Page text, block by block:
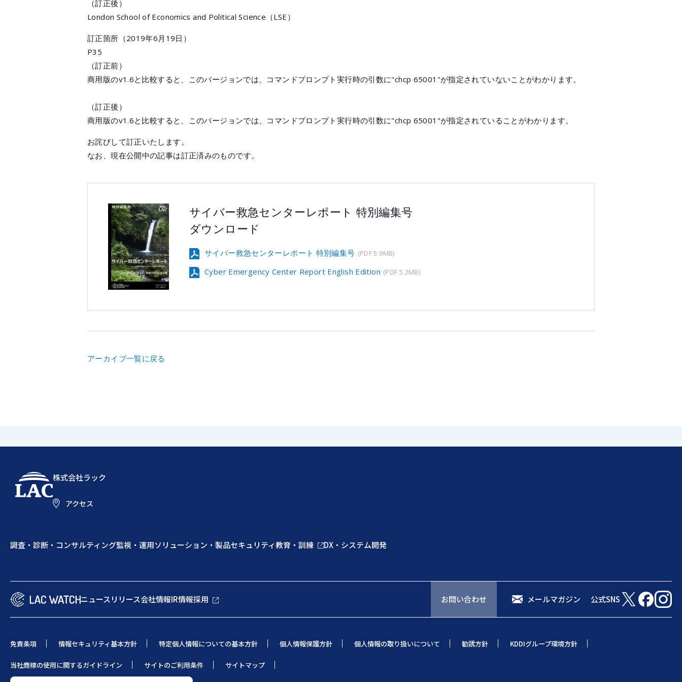
（訂正後）
London School of Economics and Political Science（LSE）
訂正箇所（2019年6月19日）
P35
（訂正前）
商用版のv1.6と比較すると、このバージョンでは、コマンドプロンプト実行時の引数に"chcp 65001"が指定されていないことがわかります。
（訂正後）
商用版のv1.6と比較すると、このバージョンでは、コマンドプロンプト実行時の引数に"chcp 65001"が指定されていることがわかります。
お詫びして訂正いたします。
なお、現在公開中の記事は訂正済みのものです。
サイバー救急センターレポート 特別編集号
ダウンロード
サイバー救急センターレポート 特別編集号 (PDF 5.9MB)
Cyber Emergency Center Report English Edition (PDF 5.2MB)
アーカイブ一覧に戻る
株式会社ラック
アクセス
調査・診断・コンサルティング監視・運用ソリューション・製品セキュリティ教育・訓練 DX・システム開発
ニュースリリース会社情報IR情報採用 お問い合わせ メールマガジン 公式SNS
免責条項 情報セキュリティ基本方針 特定個人情報についての基本方針 個人情報保護方針 個人情報の取り扱いについて 勧誘方針 KDDIグループ環境方針
当社商標の使用に関するガイドライン サイトのご利用条件 サイトマップ